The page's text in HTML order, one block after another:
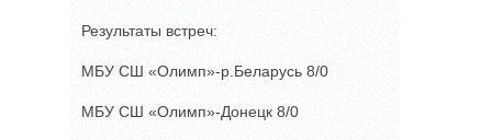
Результаты встреч:
МБУ СШ «Олимп»-р.Беларусь 8/0
МБУ СШ «Олимп»-Донецк 8/0